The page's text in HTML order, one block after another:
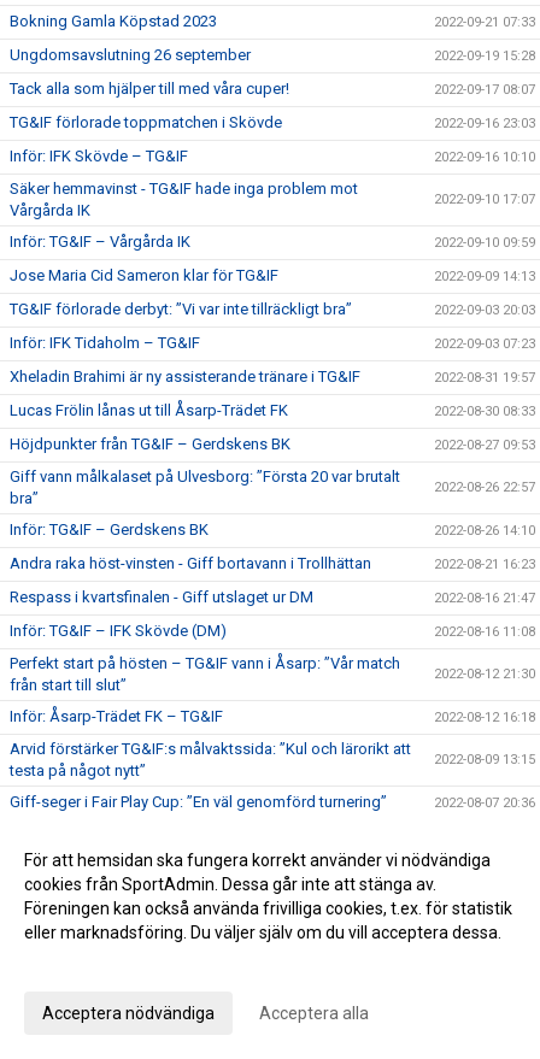
Bokning Gamla Köpstad 2023 2022-09-21 07:33
Ungdomsavslutning 26 september 2022-09-19 15:28
Tack alla som hjälper till med våra cuper! 2022-09-17 08:07
TG&IF förlorade toppmatchen i Skövde 2022-09-16 23:03
Inför: IFK Skövde – TG&IF 2022-09-16 10:10
Säker hemmavinst - TG&IF hade inga problem mot
Vårgårda IK
2022-09-10 17:07
Inför: TG&IF – Vårgårda IK 2022-09-10 09:59
Jose Maria Cid Sameron klar för TG&IF 2022-09-09 14:13
TG&IF förlorade derbyt: ”Vi var inte tillräckligt bra” 2022-09-03 20:03
Inför: IFK Tidaholm – TG&IF 2022-09-03 07:23
Xheladin Brahimi är ny assisterande tränare i TG&IF 2022-08-31 19:57
Lucas Frölin lånas ut till Åsarp-Trädet FK 2022-08-30 08:33
Höjdpunkter från TG&IF – Gerdskens BK 2022-08-27 09:53
Giff vann målkalaset på Ulvesborg: ”Första 20 var brutalt
bra”
2022-08-26 22:57
Inför: TG&IF – Gerdskens BK 2022-08-26 14:10
Andra raka höst-vinsten - Giff bortavann i Trollhättan 2022-08-21 16:23
Respass i kvartsfinalen - Giff utslaget ur DM 2022-08-16 21:47
Inför: TG&IF – IFK Skövde (DM) 2022-08-16 11:08
Perfekt start på hösten – TG&IF vann i Åsarp: ”Vår match
från start till slut”
2022-08-12 21:30
Inför: Åsarp-Trädet FK – TG&IF 2022-08-12 16:18
Arvid förstärker TG&IF:s målvaktssida: ”Kul och lärorikt att
testa på något nytt”
2022-08-09 13:15
Giff-seger i Fair Play Cup: ”En väl genomförd turnering” 2022-08-07 20:36
träningsmatchen i Jönköping
Träningsmatch och Fair Play Cup innan höstpremiären 2022-07-22 11:23
Vinnare i vårtipset 2022-07-07 21:13
Inför: TG&IF – Alingsås IF
För att hemsidan ska fungera korrekt använder vi nödvändiga
cookies från SportAdmin. Dessa går inte att stänga av.
Föreningen kan också använda frivilliga cookies, t.ex. för statistik
eller marknadsföring. Du väljer själv om du vill acceptera dessa.
Acceptera nödvändiga Acceptera alla